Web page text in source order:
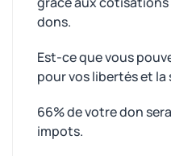
dons.
Est-ce que vous
pour vos libertés et la
66% de votre don
impots.